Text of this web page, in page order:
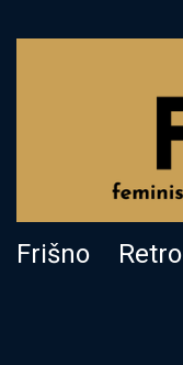
Frišno Retro